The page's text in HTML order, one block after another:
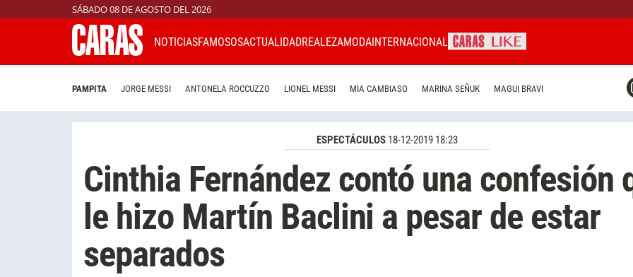
SÁBADO 08 DE AGOSTO DEL 2026
NOTICIASFAMOSOSACTUALIDADREALEZAMODAINTERNACIONAL
PAMPITA JORGE MESSI ANTONELA ROCCUZZO LIONEL MESSI MIA CAMBIASO MARINA SEÑUK MAGUI BRAVI
ESPECTÁCULOS 18-12-2019 18:23
Cinthia Fernández contó una confesión
le hizo Martín Baclini a pesar de estar
separados